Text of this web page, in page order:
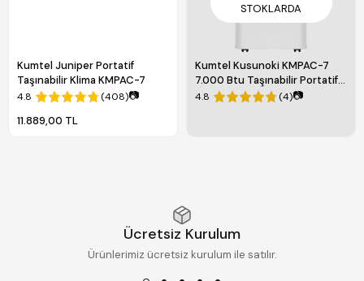
Kumtel Juniper Portatif
Taşınabilir Klima KMPAC-7
4.8 (408)📷
11.889,00 TL
STOKLARDA
Kumtel Kusunoki KMPAC-7
7.000 Btu Taşınabilir Portatif
Klima
4.8 (4)📷
Ücretsiz Kurulum
Ürünlerimiz ücretsiz kurulum ile satılır.